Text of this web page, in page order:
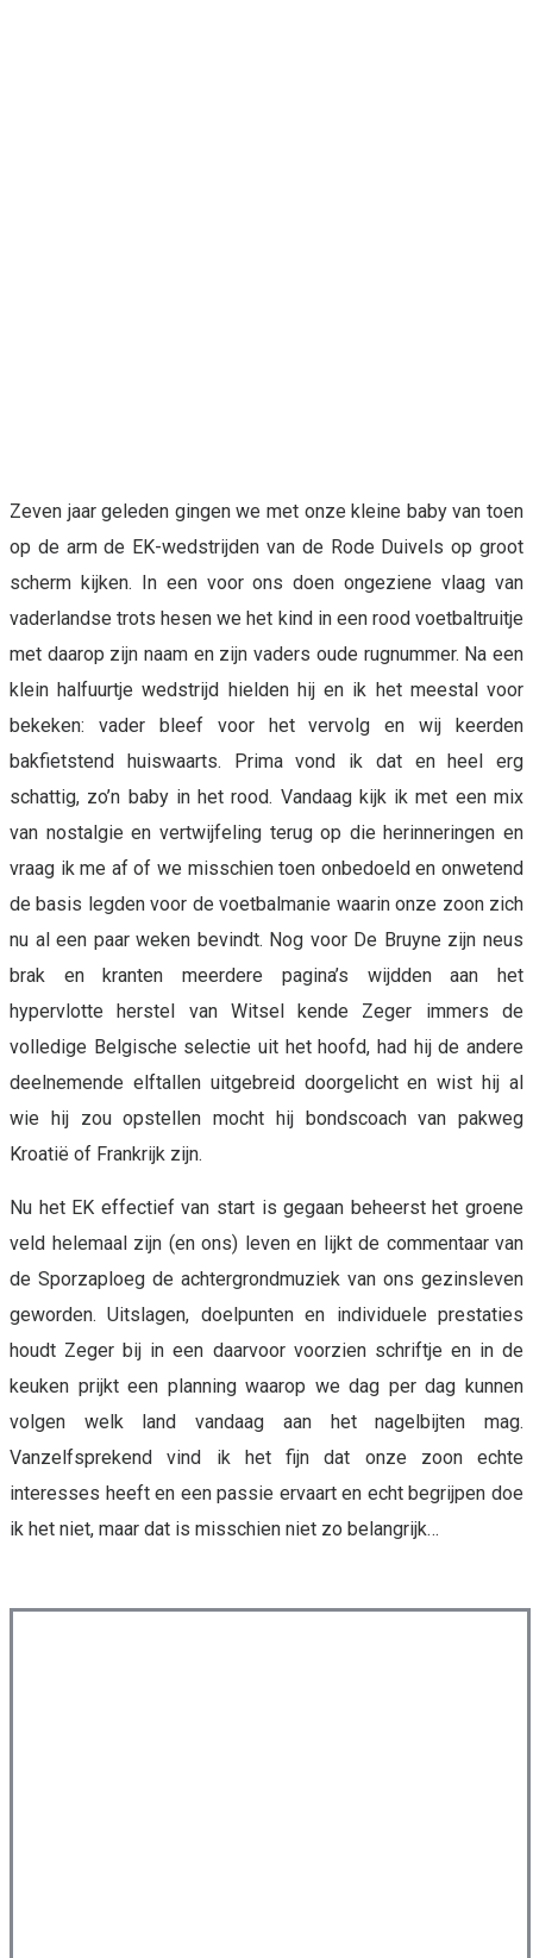
Zeven jaar geleden gingen we met onze kleine baby van toen
op de arm de EK-wedstrijden van de Rode Duivels op groot
scherm kijken. In een voor ons doen ongeziene vlaag van
vaderlandse trots hesen we het kind in een rood voetbaltruitje
met daarop zijn naam en zijn vaders oude rugnummer. Na een
klein halfuurtje wedstrijd hielden hij en ik het meestal voor
bekeken: vader bleef voor het vervolg en wij keerden
bakfietstend huiswaarts. Prima vond ik dat en heel erg
schattig, zo’n baby in het rood. Vandaag kijk ik met een mix
van nostalgie en vertwijfeling terug op die herinneringen en
vraag ik me af of we misschien toen onbedoeld en onwetend
de basis legden voor de voetbalmanie waarin onze zoon zich
nu al een paar weken bevindt. Nog voor De Bruyne zijn neus
brak en kranten meerdere pagina’s wijdden aan het
hypervlotte herstel van Witsel kende Zeger immers de
volledige Belgische selectie uit het hoofd, had hij de andere
deelnemende elftallen uitgebreid doorgelicht en wist hij al
wie hij zou opstellen mocht hij bondscoach van pakweg
Kroatië of Frankrijk zijn.
Nu het EK effectief van start is gegaan beheerst het groene
veld helemaal zijn (en ons) leven en lijkt de commentaar van
de Sporzaploeg de achtergrondmuziek van ons gezinsleven
geworden. Uitslagen, doelpunten en individuele prestaties
houdt Zeger bij in een daarvoor voorzien schriftje en in de
keuken prijkt een planning waarop we dag per dag kunnen
volgen welk land vandaag aan het nagelbijten mag.
Vanzelfsprekend vind ik het fijn dat onze zoon echte
interesses heeft en een passie ervaart en echt begrijpen doe
ik het niet, maar dat is misschien niet zo belangrijk…